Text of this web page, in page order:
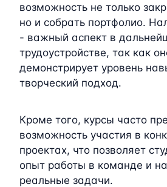
возможность не только
но и собрать портфолио.
- важный аспект в
трудоустройстве, так как
демонстрирует уровень
творческий подход.
Кроме того, курсы часто
возможность участия в
проектах, что позволяет
опыт работы в команде и
реальные задачи.